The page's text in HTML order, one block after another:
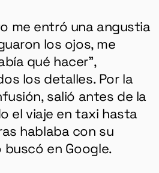
me entró una angustia
los ojos, me
qué hacer”,
los detalles. Por la
salió antes de la
el viaje en taxi hasta
hablaba con su
buscó en Google.